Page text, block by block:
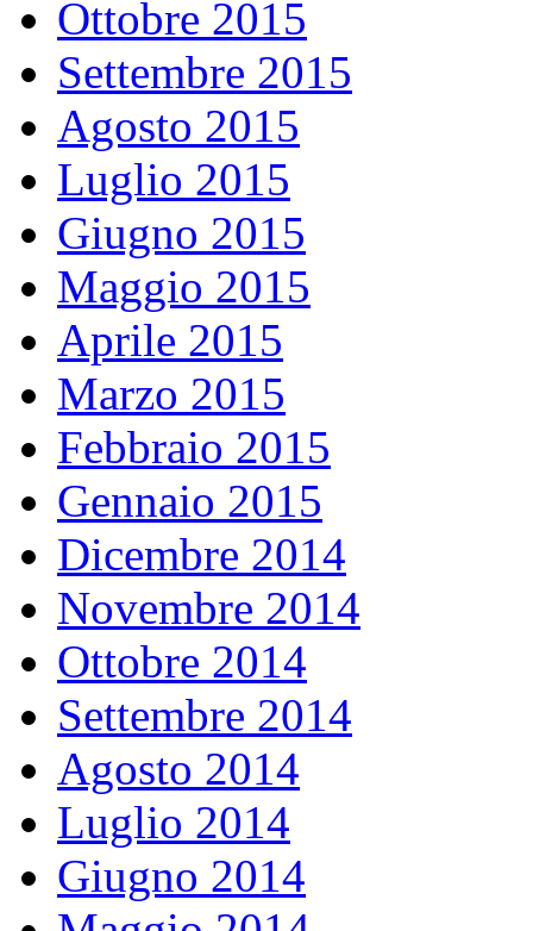
Ottobre 2015
Settembre 2015
Agosto 2015
Luglio 2015
Giugno 2015
Maggio 2015
Aprile 2015
Marzo 2015
Febbraio 2015
Gennaio 2015
Dicembre 2014
Novembre 2014
Ottobre 2014
Settembre 2014
Agosto 2014
Luglio 2014
Giugno 2014